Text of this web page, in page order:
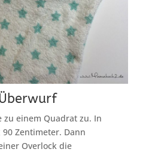
zu einem Quadrat zu. In
Zentimeter. Dann
Overlock die